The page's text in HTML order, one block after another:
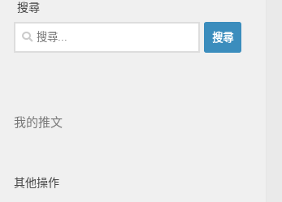
搜尋
我的推文
其他操作